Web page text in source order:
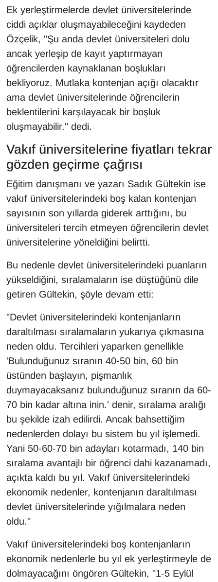
Ek yerleştirmelerde devlet üniversitelerinde
ciddi açıklar oluşmayabileceğini kaydeden
Özçelik, "Şu anda devlet üniversiteleri dolu
ancak yerleşip de kayıt yaptırmayan
öğrencilerden kaynaklanan boşlukları
bekliyoruz. Mutlaka kontenjan açığı olacaktır
ama devlet üniversitelerinde öğrencilerin
beklentilerini karşılayacak bir boşluk
oluşmayabilir." dedi.
Vakıf üniversitelerine fiyatları tekrar
gözden geçirme çağrısı
Eğitim danışmanı ve yazarı Sadık Gültekin ise
vakıf üniversitelerindeki boş kalan kontenjan
sayısının son yıllarda giderek arttığını, bu
üniversiteleri tercih etmeyen öğrencilerin devlet
üniversitelerine yöneldiğini belirtti.
Bu nedenle devlet üniversitelerindeki puanların
yükseldiğini, sıralamaların ise düştüğünü dile
getiren Gültekin, şöyle devam etti:
"Devlet üniversitelerindeki kontenjanların
daraltılması sıralamaların yukarıya çıkmasına
neden oldu. Tercihleri yaparken genellikle
'Bulunduğunuz sıranın 40-50 bin, 60 bin
üstünden başlayın, pişmanlık
duymayacaksanız bulunduğunuz sıranın da 60-
70 bin kadar altına inin.' denir, sıralama aralığı
bu şekilde izah edilirdi. Ancak bahsettiğim
nedenlerden dolayı bu sistem bu yıl işlemedi.
Yani 50-60-70 bin adayları kotarmadı, 140 bin
sıralama avantajlı bir öğrenci dahi kazanamadı,
açıkta kaldı bu yıl. Vakıf üniversitelerindeki
ekonomik nedenler, kontenjanın daraltılması
devlet üniversitelerinde yığılmalara neden
oldu."
Vakıf üniversitelerindeki boş kontenjanların
ekonomik nedenlerle bu yıl ek yerleştirmeyle de
dolmayacağını öngören Gültekin, "1-5 Eylül